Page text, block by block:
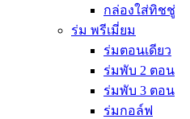
กล่องใส่ทิชชู่
ร่ม พรีเมี่ยม
ร่มตอนเดียว
ร่มพับ 2 ตอน
ร่มพับ 3 ตอน
ร่มกอล์ฟ